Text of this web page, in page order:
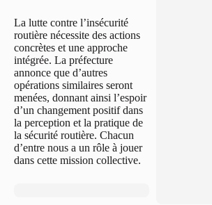
La lutte contre l’insécurité
routière nécessite des actions
concrètes et une approche
intégrée. La préfecture
annonce que d’autres
opérations similaires seront
menées, donnant ainsi l’espoir
d’un changement positif dans
la perception et la pratique de
la sécurité routière. Chacun
d’entre nous a un rôle à jouer
dans cette mission collective.